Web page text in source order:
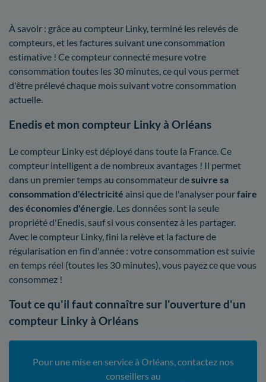
À savoir : grâce au compteur Linky, terminé les relevés de
compteurs, et les factures suivant une consommation
estimative ! Ce compteur connecté mesure votre
consommation toutes les 30 minutes, ce qui vous permet
d'être prélevé chaque mois suivant votre consommation
actuelle.
Enedis et mon compteur Linky à Orléans
Le compteur Linky est déployé dans toute la France. Ce
compteur intelligent a de nombreux avantages ! Il permet
dans un premier temps au consommateur desuivre sa
consommation d'électricité ainsi que de l'analyser pourfaire
des économies d'énergie . Les données sont la seule
propriété d'Enedis, sauf si vous consentez à les partager.
Avec le compteur Linky, fini la relève et la facture de
régularisation en fin d'année : votre consommation est suivie
en temps réel (toutes les 30 minutes), vous payez ce que vous
consommez !
Tout ce qu'il faut connaître sur l'ouverture d'un
compteur Linky à Orléans
Pour une mise en service à Orléans, contactez nos
conseillers au